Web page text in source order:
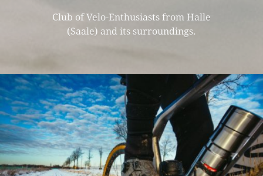
Club of Velo-Enthusiasts from Halle
(Saale) and its surroundings.